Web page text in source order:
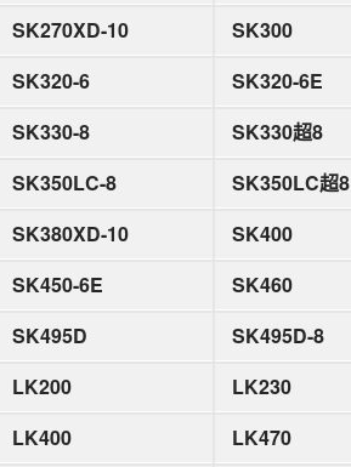
SK270XD-10 SK300
SK320-6 SK320-6E
SK330-8 SK330超8
SK350LC-8 SK350LC超8
SK380XD-10 SK400
SK450-6E SK460
SK495D SK495D-8
LK200 LK230
LK400 LK470